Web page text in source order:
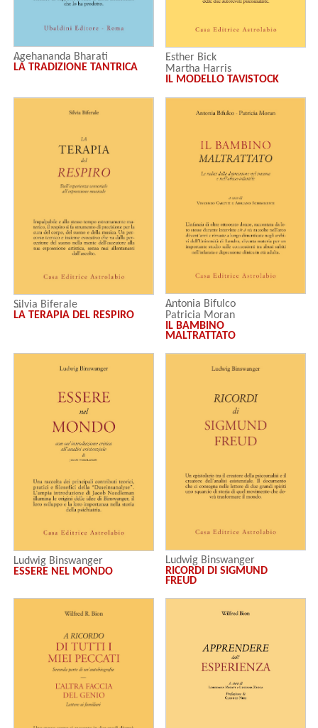
Agehananda Bharati
LA TRADIZIONE TANTRICA
Esther Bick
Martha Harris
IL MODELLO TAVISTOCK
Silvia Biferale
LA TERAPIA DEL RESPIRO
Antonia Bifulco
Patricia Moran
IL BAMBINO
MALTRATTATO
Ludwig Binswanger
ESSERE NEL MONDO
Ludwig Binswanger
RICORDI DI SIGMUND
FREUD